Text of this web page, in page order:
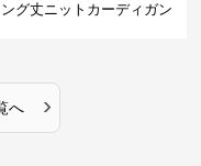
グ丈ニットカーディガン
へ ›